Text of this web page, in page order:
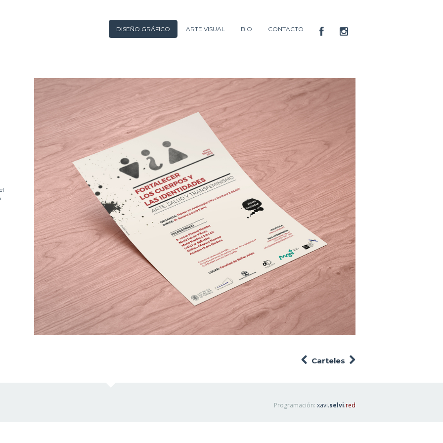
DISEÑO GRÁFICO ARTE VISUAL BIO CONTACTO
Carteles
Programación: xavi.selvi.red